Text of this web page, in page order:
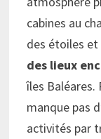
cabines au
des étoiles et
des lieux
îles
manque pas
activités par